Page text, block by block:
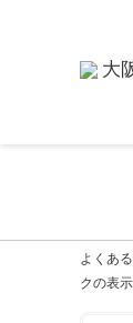
よくあ
クの表